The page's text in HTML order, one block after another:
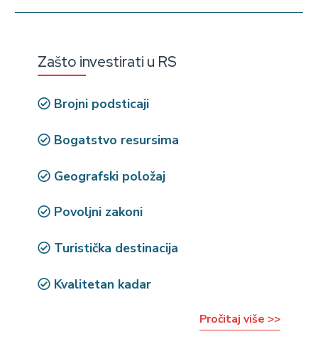
Zašto investirati u RS
Brojni podsticaji
Bogatstvo resursima
Geografski položaj
Povoljni zakoni
Turistička destinacija
Kvalitetan kadar
Pročitaj više >>